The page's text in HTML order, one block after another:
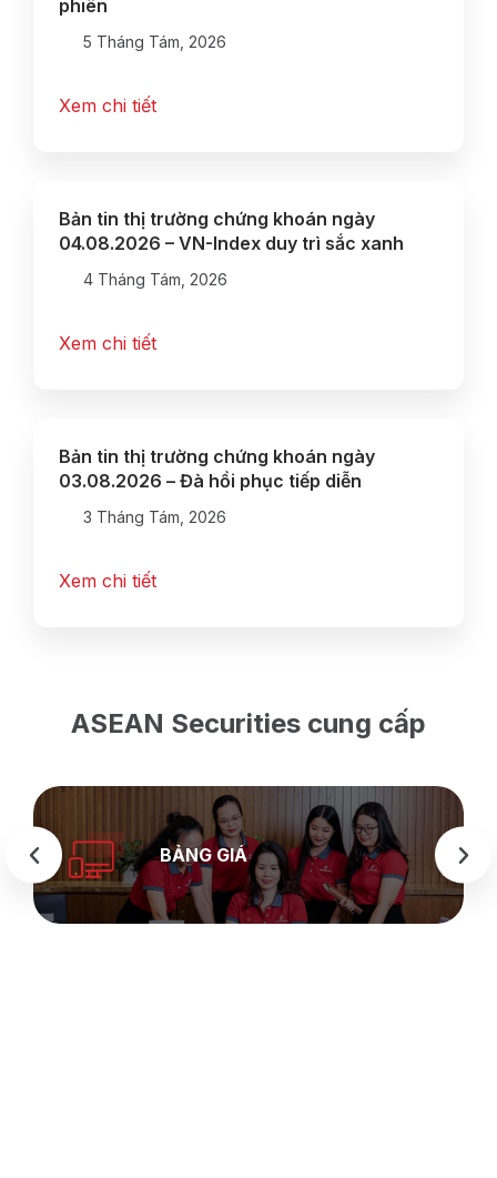
phiên
5 Tháng Tám, 2026
Xem chi tiết
Bản tin thị trường chứng khoán ngày
04.08.2026 – VN-Index duy trì sắc xanh
4 Tháng Tám, 2026
Xem chi tiết
Bản tin thị trường chứng khoán ngày
03.08.2026 – Đà hồi phục tiếp diễn
3 Tháng Tám, 2026
Xem chi tiết
ASEAN Securities cung cấp
BẢNG GIÁ